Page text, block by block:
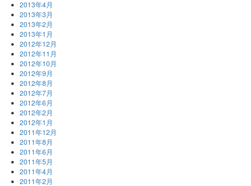
2013年4月
2013年3月
2013年2月
2013年1月
2012年12月
2012年11月
2012年10月
2012年9月
2012年8月
2012年7月
2012年6月
2012年2月
2012年1月
2011年12月
2011年8月
2011年6月
2011年5月
2011年4月
2011年2月